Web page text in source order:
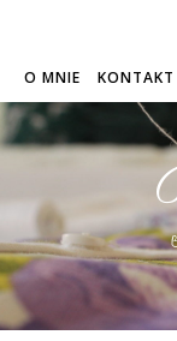
O MNIE KONTAKT